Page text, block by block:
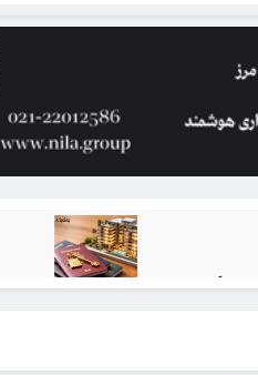
افزایش حداقل سرمایه‌گذاری ملکی ۲۰۲۵